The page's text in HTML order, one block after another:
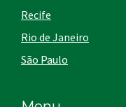
Recife
Rio de Janeiro
São Paulo